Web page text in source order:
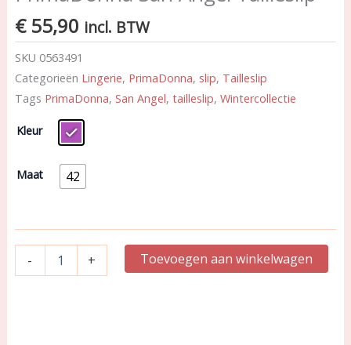
€55,90 incl. BTW
SKU 0563491
Categorieën Lingerie, PrimaDonna, slip, Tailleslip
Tags PrimaDonna, San Angel, tailleslip, Wintercollectie
Kleur
Maat 42
-
PrimaDonna
Tailleslip
+ Toevoegen aan winkelwagen